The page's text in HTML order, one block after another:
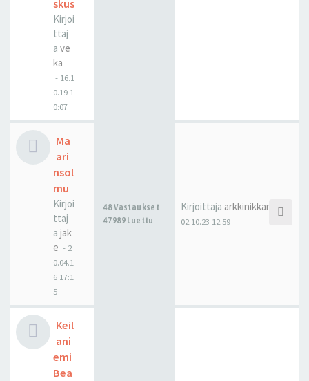
skus
Kirjoi
ttaj
a ve
ka
- 16.1
0.19 1
0:07
Ma
ari
nsol
mu
Kirjoi
ttaj
a jak
e - 2
0.04.1
6 17:1
5
48 Vastaukset
47989 Luettu
Kirjoittaja arkkinikkari
02.10.23 12:59
Keil
ani
emi
Bea